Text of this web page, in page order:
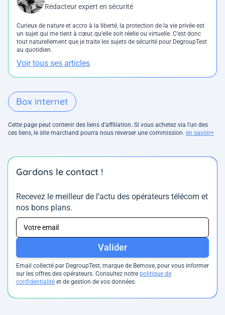
Rédacteur expert en sécurité
Curieux de nature et accro à la liberté, la protection de la vie privée est
un sujet qui me tient à cœur, qu’elle soit réelle ou virtuelle. C’est donc
tout naturellement que je traite les sujets de sécurité pour DegroupTest
au quotidien.
Voir tous ses articles
Box internet
Cette page peut contenir des liens d’affiliation. Si vous achetez via l'un des
ces liens, le site marchand pourra nous reverser une commission. en savoir+
Gardons le contact !
Recevez le meilleur de l’actu des opérateurs télécom et
nos bons plans.
Valider
Email collecté par DegroupTest, marque de Bemove, pour vous informer
sur les offres des opérateurs. Consultez notre politique de
confidentialité et de gestion de vos données.